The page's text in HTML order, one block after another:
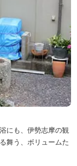
にも、伊勢志摩の観
舞う、ボリュームた